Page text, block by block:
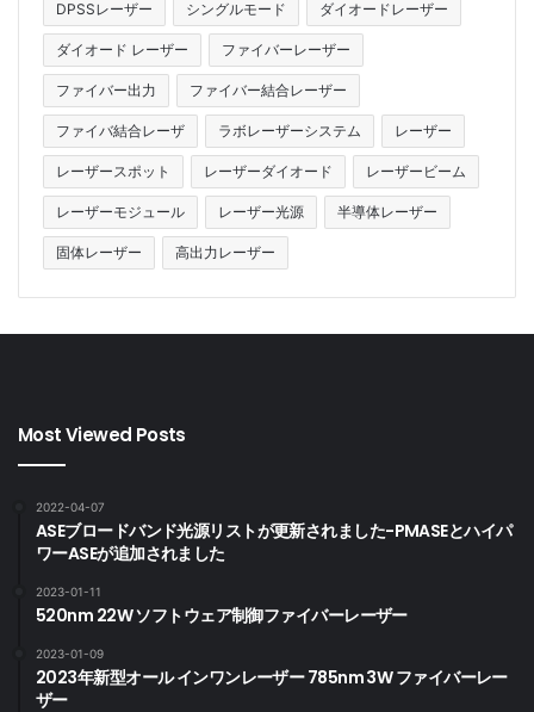
DPSSレーザー シングルモード ダイオードレーザー
ダイオード レーザー ファイバーレーザー
ファイバー出力 ファイバー結合レーザー
ファイバ結合レーザ ラボレーザーシステム レーザー
レーザースポット レーザーダイオード レーザービーム
レーザーモジュール レーザー光源 半導体レーザー
固体レーザー 高出力レーザー
Most Viewed Posts
2022-04-07
ASEブロードバンド光源リストが更新されました-PMASEとハイパ
ワーASEが追加されました
2023-01-11
520nm 22W ソフトウェア制御ファイバーレーザー
2023-01-09
2023年新型オール インワンレーザー 785nm 3W ファイバーレー
ザー